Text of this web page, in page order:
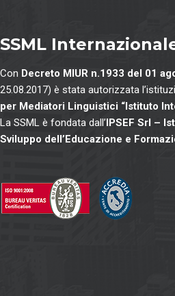
SSML
Con Decreto MIUR n.1933 del 01
25.08.2017) è stata autorizzata
per Mediatori Linguistici “Istituto
La SSML è fondata dall’IPSEF Srl –
Sviluppo dell’Educazione e